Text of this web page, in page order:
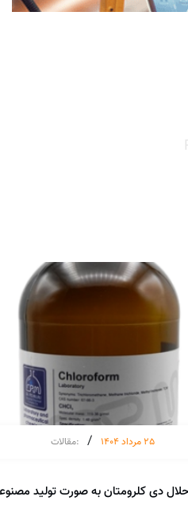
25 مرداد 1404 /
:مقالات
دی کلرومتان به صورت تولید